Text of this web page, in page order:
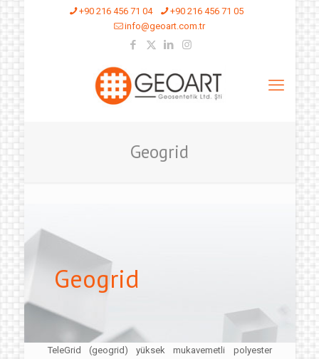
+90 216 456 71 04
+90 216 456 71 05
info@geoart.com.tr
Geogrid
Geogrid
TeleGrid (geogrid) yüksek mukavemetli polyester